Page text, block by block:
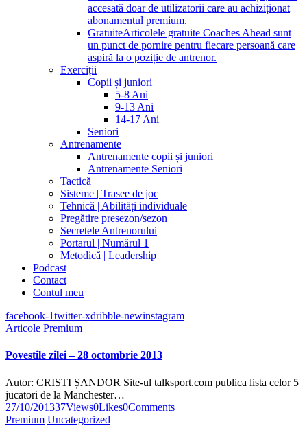
accesată doar de utilizatorii care au achiziționat
abonamentul premium.
GratuiteArticolele gratuite Coaches Ahead sunt
un punct de pornire pentru fiecare persoană care
aspiră la o poziție de antrenor.
Exerciții
Copii și juniori
5-8 Ani
9-13 Ani
14-17 Ani
Seniori
Antrenamente
Antrenamente copii și juniori
Antrenamente Seniori
Tactică
Sisteme | Trasee de joc
Tehnică | Abilități individuale
Pregătire presezon/sezon
Secretele Antrenorului
Portarul | Numărul 1
Metodică | Leadership
Podcast
Contact
Contul meu
facebook-1twitter-xdribble-newinstagram
Articole Premium
Povestile zilei – 28 octombrie 2013
Autor: CRISTI ȘANDOR Site-ul talksport.com publica lista celor 5
jucatori de la Manchester…
27/10/201337Views0Likes0Comments
Premium Uncategorized